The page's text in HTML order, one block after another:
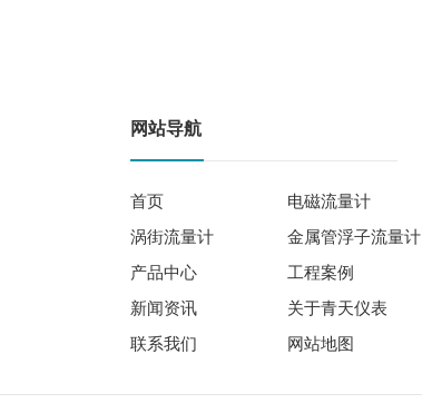
网站导航
首页
电磁流量计
涡街流量计
金属管浮子流量计
产品中心
工程案例
新闻资讯
关于青天仪表
联系我们
网站地图